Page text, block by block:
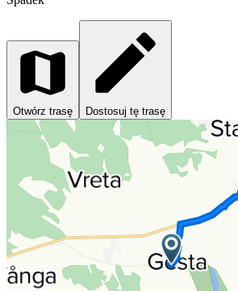
Otwórz trasę Dostosuj tę trasę